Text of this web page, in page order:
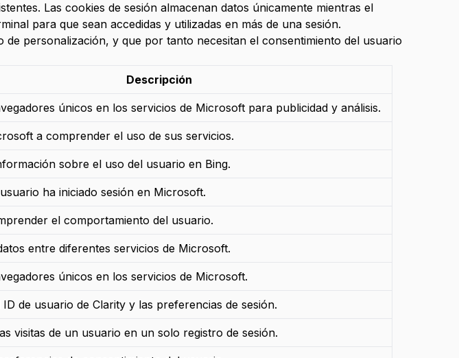
Las cookies de sesión almacenan datos únicamente mientras el
para que sean accedidas y utilizadas en más de una sesión.
personalización, y que por tanto necesitan el consentimiento del usuario
Descripción
únicos en los servicios de Microsoft para publicidad y análisis.
a comprender el uso de sus servicios.
sobre el uso del usuario en Bing.
ha iniciado sesión en Microsoft.
el comportamiento del usuario.
entre diferentes servicios de Microsoft.
únicos en los servicios de Microsoft.
de usuario de Clarity y las preferencias de sesión.
visitas de un usuario en un solo registro de sesión.